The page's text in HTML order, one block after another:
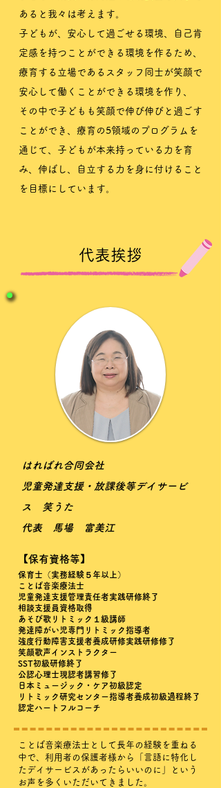
あると我々は考えます。
子どもが、安心して過ごせる環境、自己肯
定感を持つことができる環境を作るため、
療育する立場であるスタッフ同士が笑顔で
安心して働くことができる環境を作り、
その中で子どもも笑顔で伸び伸びと過ごす
ことができ、療育の5領域のプログラムを
通じて、子どもが本来持っている力を育
み、伸ばし、自立する力を身に付けること
を目標にしています。
​​代表挨拶
​はればれ合同会社
児童発達支援・放課後等デイサービ
ス 笑うた
​代表 馬場 富美江
​【保有資格等】
保育士（実務経験５年以上）
ことば音楽療法士
児童発達支援管理責任者実践研修終了
​相談支援員資格取得
あそび歌リトミック１級講師
発達障がい児専門リトミック指導者
強度行動障害支援者養成研修実践研修修了
笑顔歌声インストラクター
SST初級研修終了
公認心理士現認者講習修了
日本ミュージック・ケア初級認定
リトミック研究センター指導者養成初級過程終了
認定ハートフルコーチ
ことば音楽療法士として長年の経験を重ねる
中で、利用者の保護者様から「言語に特化し
たデイサービスがあったらいいのに」という
お声を多くいただいてきました。